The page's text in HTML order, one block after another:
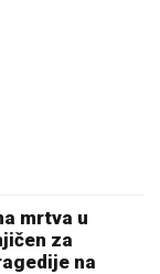
mrtva u
za
na